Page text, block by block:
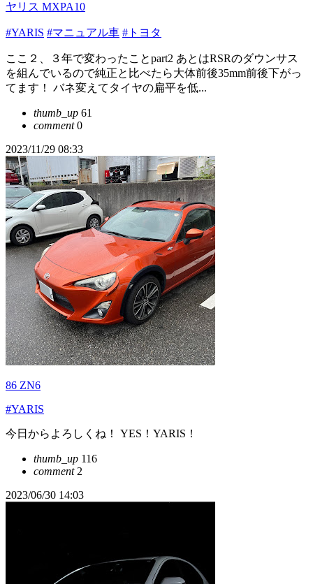
ヤリス MXPA10
#YARIS #マニュアル車 #トヨタ
ここ２、３年で変わったことpart2 あとはRSRのダウンサス
を組んでいるので純正と比べたら大体前後35mm前後下がっ
てます！ バネ変えてタイヤの扁平を低...
thumb_up 61
comment0
2023/11/29 08:33
86 ZN6
#YARIS
今日からよろしくね！ YES！YARIS！
thumb_up 116
comment2
2023/06/30 14:03